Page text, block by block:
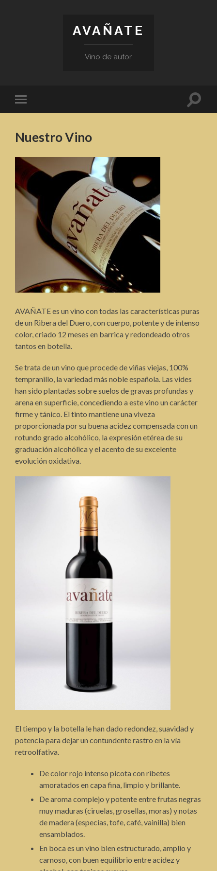
AVAÑATE
Vino de autor
mobile
Toggle
Nuestro Vino
AVAÑATE es un vino con todas las características puras
de un Ribera del Duero, con cuerpo, potente y de intenso
color, criado 12 meses en barrica y redondeado otros
tantos en botella.
Se trata de un vino que procede de viñas viejas, 100%
tempranillo, la variedad más noble española. Las vides
han sido plantadas sobre suelos de gravas profundas y
arena en superficie, concediendo a este vino un carácter
firme y tánico. El tinto mantiene una viveza
proporcionada por su buena acidez compensada con un
rotundo grado alcohólico, la expresión etérea de su
graduación alcohólica y el acento de su excelente
evolución oxidativa.
El tiempo y la botella le han dado redondez, suavidad y
potencia para dejar un contundente rastro en la vía
retroolfativa.
De color rojo intenso picota con ribetes
amoratados en capa fina, limpio y brillante.
De aroma complejo y potente entre frutas negras
muy maduras (ciruelas, grosellas, moras) y notas
de madera (especias, tofe, café, vainilla) bien
ensamblados.
En boca es un vino bien estructurado, amplio y
carnoso, con buen equilibrio entre acidez y